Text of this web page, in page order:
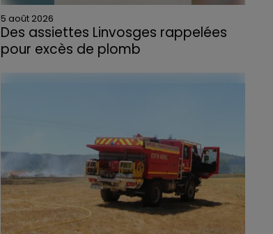
5 août 2026
Des assiettes Linvosges rappelées
pour excès de plomb